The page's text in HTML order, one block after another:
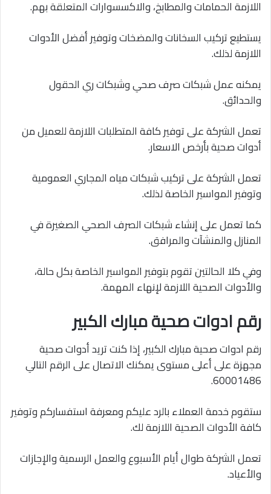
اللازمة الحمامات والمطابخ، والاكسسوارات المتعلقة بهم.
يستطيع تركيب السخانات والمضخات وتوفير أفضل الأدوات
اللازمة لذلك.
يمكنه عمل شبكات صرف صحي وشبكات ري الحقول
والحدائق.
تعمل الشركة على توفير كافة المتطلبات اللازمة للعميل من
أدوات صحية بأرخص الاسعار.
تعمل الشركة على تركيب شبكات مياه المجاري العمومية
وتوفير المواسير الخاصة لذلك.
كما تعمل على إنشاء شبكات الصرف الصحي الصغيرة في
المنازل والمنشآت والمرافق.
وفي كلا الحالتين تقوم بتوفير المواسير الخاصة بكل حالة،
والأدوات الصحية اللازمة لإنهاء المهمة.
رقم ادوات صحية مبارك الكبير
رقم ادوات صحية مبارك الكبير، إذا كنت تريد أدوات صحية
مجهزة على أعلى مستوى يمكنك الاتصال على الرقم التالي
60001486.
ستقوم خدمة العملاء بالرد عليكم ومعرفة استفساركم وتوفير
كافة الأدوات الصحية اللازمة لك.
تعمل الشركة طوال أيام الأسبوع والعمل الرسمية والإجازات
والأعياد.